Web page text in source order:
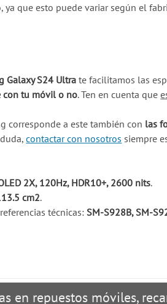
que esto puede variar según el
Galaxy S24 Ultra te facilitamos las
con tu móvil o no. Ten en cuenta que
corresponde a este también con las
contactar con nosotros siempre
2X, 120Hz, HDR10+, 2600 nits.
cm2.
técnicas:SM-S928B, SM-
en repuestos móviles,